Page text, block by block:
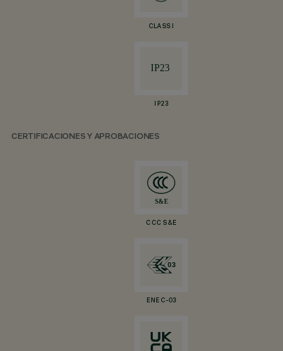
CLASS I
IP23
CERTIFICACIONES Y APROBACIONES
CCC S&E
ENEC-03